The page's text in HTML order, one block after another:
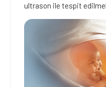
ultrason ile tespit